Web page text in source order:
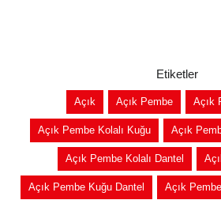
Etiketler
Açık Açık Pembe Açık
Açık Pembe Kolalı Kuğu Açık
Açık Pembe Kolalı Dantel
Açık Pembe Kuğu Dantel Açık